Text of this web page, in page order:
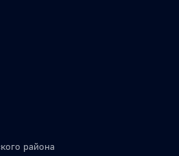
района